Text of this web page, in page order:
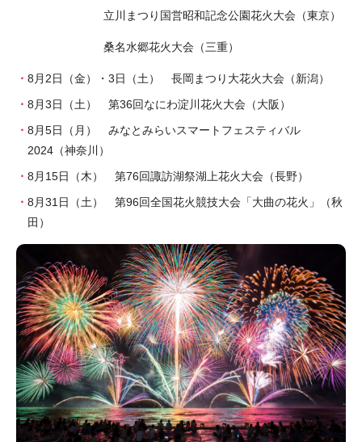
立川まつり国営昭和記念公園花火大会（東京）
桑名水郷花火大会（三重）
8月2日（金）・3日（土） 長岡まつり大花火大会（新潟）
8月3日（土） 第36回なにわ淀川花火大会（大阪）
8月5日（月） みなとみらいスマートフェスティバル
2024（神奈川）
8月15日（木） 第76回諏訪湖祭湖上花火大会（長野）
8月31日（土） 第96回全国花火競技大会「大曲の花火」（秋
田）